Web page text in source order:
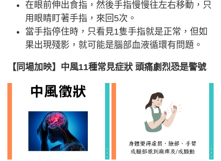
在眼前伸出食指，然後手指慢慢往左右移動，只
用眼睛盯著手指，來回5次。
當手指停住時，只看見1隻手指就是正常，但如
果出現殘影，就可能是腦部血液循環有問題。
【同場加映】中風11種常見症狀 頭痛劇烈恐是警號